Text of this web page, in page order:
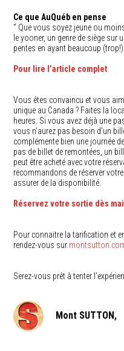
Ce que AuQuéb en pense
‘’ Que vous soyez jeune ou
le yooner, un genre de siège sur
pentes en ayant beaucoup (trop!)
Pour lire l’article complet
Vous êtes convaincu et vous
unique au Canada ? Faites la
heures. Si vous avez déjà une
vous n’aurez pas besoin d’un
complémente bien une journée
pas de billet de remontées, un
peut être acheté avec votre
recommandons de réserver
assurer de la disponibilité.
Réservez votre sortie dès
Pour connaitre la tarification et
rendez-vous sur
Serez-vous prêt à tenter
Mont SUTTON,